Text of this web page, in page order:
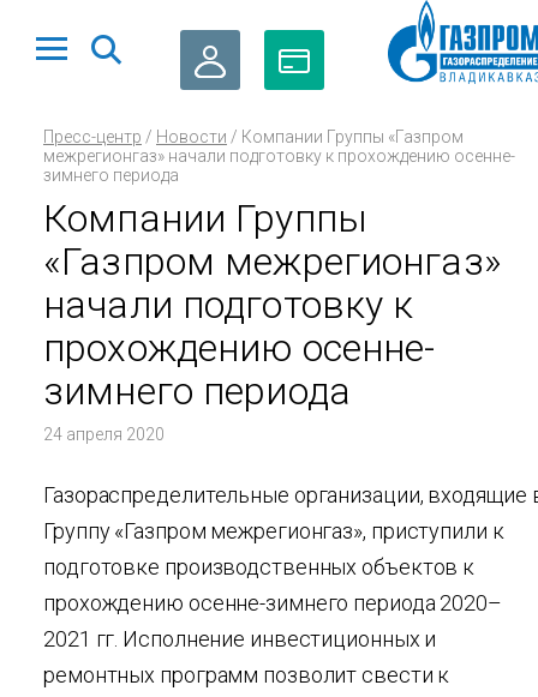
Пресс-центр / Новости / Компании Группы «Газпром
межрегионгаз» начали подготовку к прохождению осенне-
зимнего периода
Компании Группы
«Газпром межрегионгаз»
начали подготовку к
прохождению осенне-
зимнего периода
24 апреля 2020
Газораспределительные организации, входящие
Группу «Газпром межрегионгаз», приступили к
подготовке производственных объектов к
прохождению осенне-зимнего периода 2020–
2021 гг. Исполнение инвестиционных и
ремонтных программ позволит свести к